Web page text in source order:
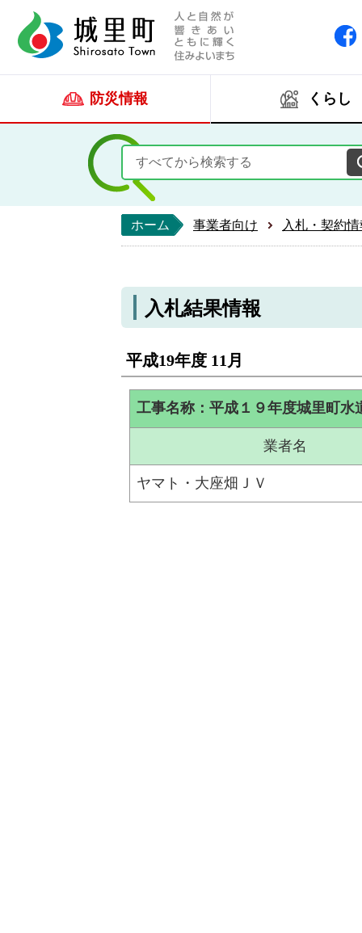
防災情報 くらし
ホーム 事業者向け 入札・契約
入札結果情報
平成19年度 11月
工事名称：平成１９年度城里町
業者名
ヤマト・大座畑ＪＶ